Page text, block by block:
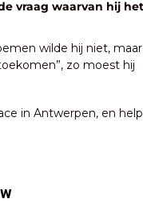
vraag waarvan hij het
wilde hij niet, maar
zo moest hij
in Antwerpen, en